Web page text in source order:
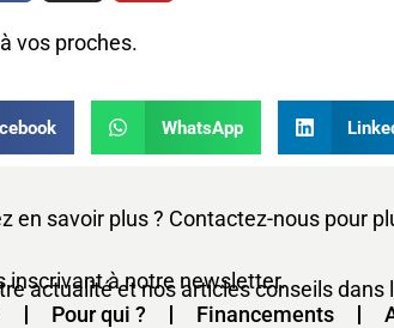
vos proches.
WhatsApp
en savoir plus ? Contactez-nous pour
inscrivant à notre newsletter.
actualité et nos articles conseils dans
Pour qui ? Financements